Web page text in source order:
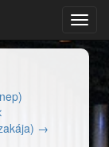
→